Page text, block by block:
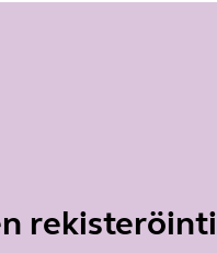
rekisteröinti